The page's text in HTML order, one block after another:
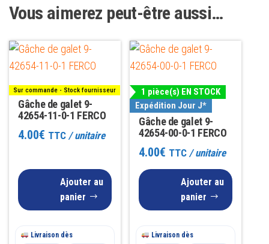
Vous aimerez peut-être aussi…
Sur commande - Stock fournisseur
Gâche de galet 9-
42654-11-0-1 FERCO
4.00€ TTC / unitaire
Ajouter au
panier
Livraison dès
1 pièce(s) EN STOCK
Expédition Jour J*
Gâche de galet 9-
42654-00-0-1 FERCO
4.00€ TTC/ unitaire
Ajouter au
panier
Livraison dès